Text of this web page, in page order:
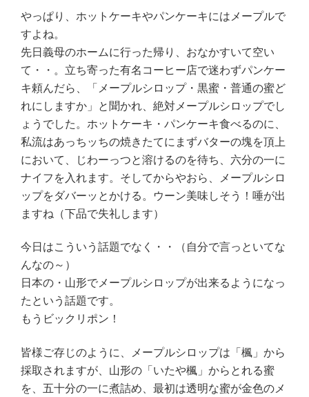
やっぱり、ホットケーキやパンケーキにはメープルで
すよね。
先日義母のホームに行った帰り、おなかすいて空い
て・・。立ち寄った有名コーヒー店で迷わずパンケー
キ頼んだら、「メープルシロップ・黒蜜・普通の蜜ど
れにしますか」と聞かれ、絶対メープルシロップでし
ょうでした。ホットケーキ・パンケーキ食べるのに、
私流はあっちッちの焼きたてにまずバターの塊を頂上
において、じわーっつと溶けるのを待ち、六分の一に
ナイフを入れます。そしてからやおら、メープルシロ
ップをダバーッとかける。ウーン美味しそう！唾が出
ますね（下品で失礼します）
今日はこういう話題でなく・・（自分で言っといてな
んなの～）
日本の・山形でメープルシロップが出来るようになっ
たという話題です。
もうビックリポン！
皆様ご存じのように、メープルシロップは「楓」から
採取されますが、山形の「いたや楓」からとれる蜜
を、五十分の一に煮詰め、最初は透明な蜜が金色のメ